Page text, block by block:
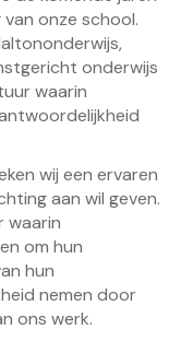
onze school.
onderwijs
waarin
wij een ervaren
aan wil geven.
waarin
om hun
hun
nemen door
ons werk.